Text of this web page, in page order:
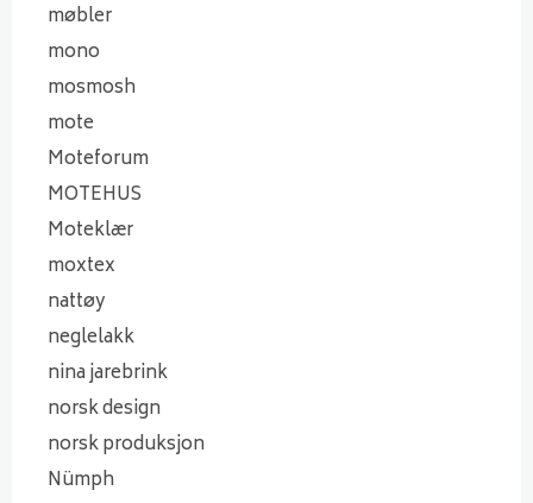
møbler
mono
mosmosh
mote
Moteforum
MOTEHUS
Moteklær
moxtex
nattøy
neglelakk
nina jarebrink
norsk design
norsk produksjon
Nümph